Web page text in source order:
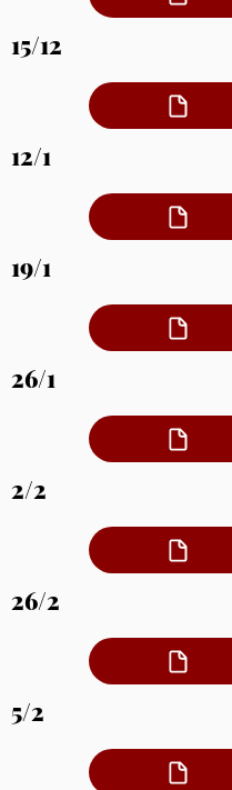
15/12
12/1
19/1
26/1
2/2
26/2
5/2